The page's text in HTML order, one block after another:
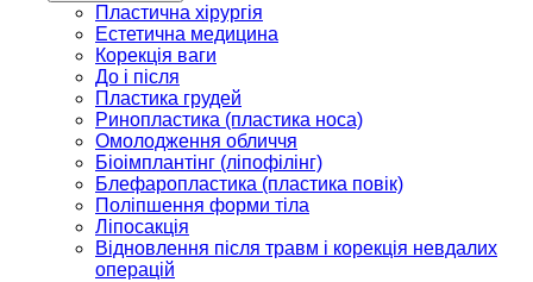
Пластична хірургія
Естетична медицина
Корекція ваги
До і після
Пластика грудей
Ринопластика (пластика носа)
Омолодження обличчя
Біоімплантінг (ліпофілінг)
Блефаропластика (пластика повік)
Поліпшення форми тіла
Ліпосакція
Відновлення після травм і корекція невдалих
операцій